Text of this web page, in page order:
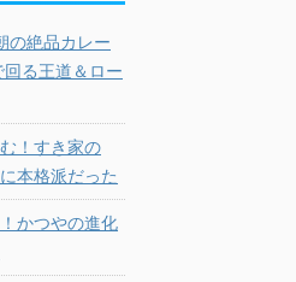
の絶品カレー
る王道＆ロー
！すき家の
本格派だった
かつやの進化